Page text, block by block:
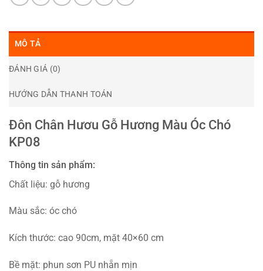
MÔ TẢ
ĐÁNH GIÁ (0)
HƯỚNG DẪN THANH TOÁN
Đôn Chân Hươu Gỗ Hương Màu Óc Chó
KP08
Thông tin sản phẩm:
Chất liệu: gỗ hương
Màu sắc: óc chó
Kích thước: cao 90cm, mặt 40×60 cm
Bề mặt: phun sơn PU nhẵn mịn